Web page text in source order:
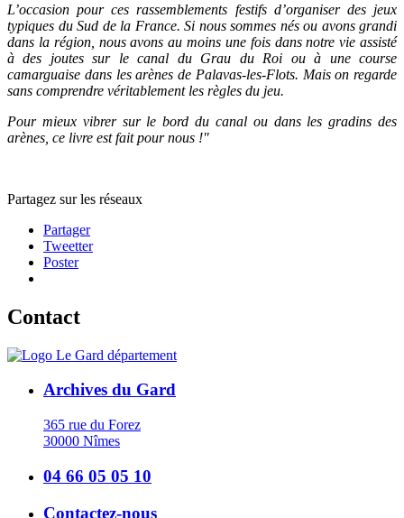
L’occasion pour ces rassemblements festifs d’organiser des jeux
typiques du Sud de la France. Si nous sommes nés ou avons grandi
dans la région, nous avons au moins une fois dans notre vie assisté
à des joutes sur le canal du Grau du Roi ou à une course
camarguaise dans les arènes de Palavas-les-Flots. Mais on regarde
sans comprendre véritablement les règles du jeu.
Pour mieux vibrer sur le bord du canal ou dans les gradins des
arènes, ce livre est fait pour nous !"
Partagez sur les réseaux
Partager
Tweetter
Poster
Contact
Archives du Gard
365 rue du Forez
30000 Nîmes
04 66 05 05 10
Contactez-nous